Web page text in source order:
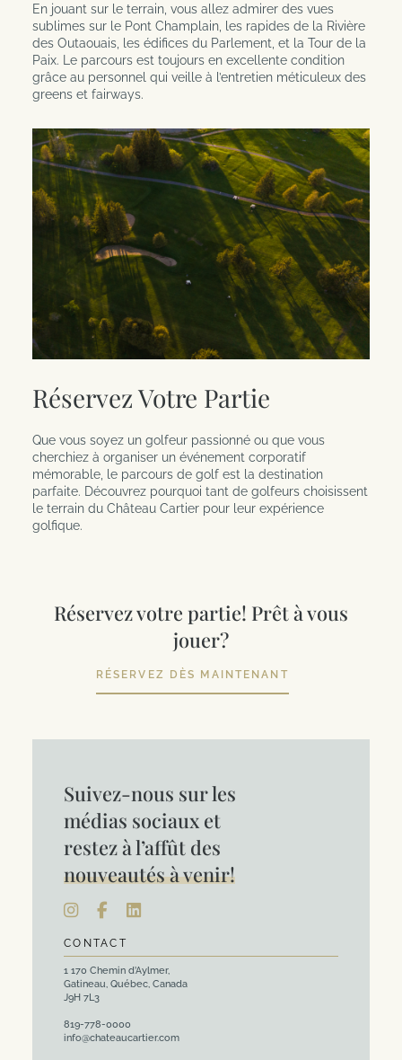
En jouant sur le terrain, vous allez admirer des vues
sublimes sur le Pont Champlain, les rapides de la Rivière
des Outaouais, les édifices du Parlement, et la Tour de la
Paix. Le parcours est toujours en excellente condition
grâce au personnel qui veille à l’entretien méticuleux des
greens et fairways.
Réservez Votre Partie
Que vous soyez un golfeur passionné ou que vous
cherchiez à organiser un événement corporatif
mémorable, le parcours de golf est la destination
parfaite. Découvrez pourquoi tant de golfeurs choisissent
le terrain du Château Cartier pour leur expérience
golfique.
Réservez votre partie! Prêt à vous
jouer?
RÉSERVEZ DÈS MAINTENANT
Suivez-nous sur les
médias sociaux et
restez à l’affût des
nouveautés à venir!
CONTACT
1 170 Chemin d’Aylmer,
Gatineau, Québec, Canada
J9H 7L3
819-778-0000
info@chateaucartier.com